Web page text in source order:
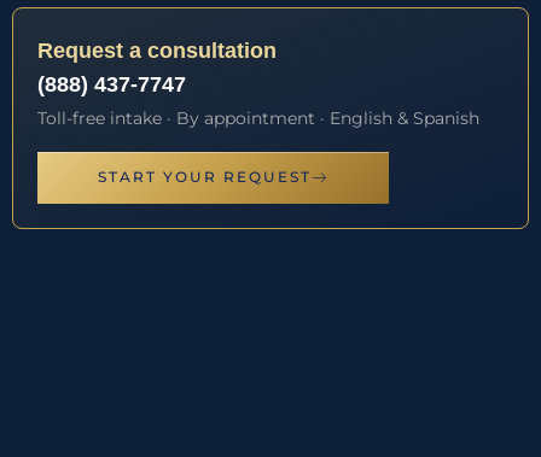
Request a consultation
(888) 437-7747
Toll-free intake · By appointment · English & Spanish
START YOUR REQUEST